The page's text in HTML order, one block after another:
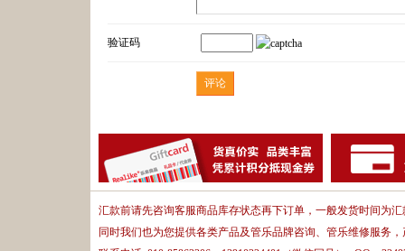
验证码
汇款前请先咨询客服商品库存状态再下订单，一般发货时间为汇
同时我们也为您提供各类产品及管乐品牌咨询、管乐维修服务